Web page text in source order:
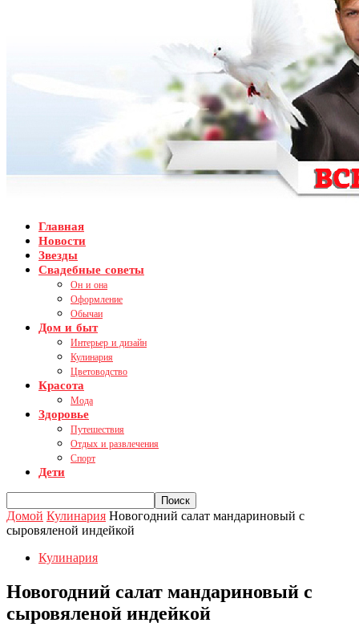
Главная
Новости
Звезды
Свадебные советы
Он и она
Оформление
Обычаи
Дом и быт
Интерьер и дизайн
Кулинария
Цветоводство
Красота
Мода
Здоровье
Путешествия
Отдых и развлечения
Спорт
Дети
Домой Кулинария Новогодний салат мандариновый с
сыровяленой индейкой
Кулинария
Новогодний салат мандариновый с
сыровяленой индейкой